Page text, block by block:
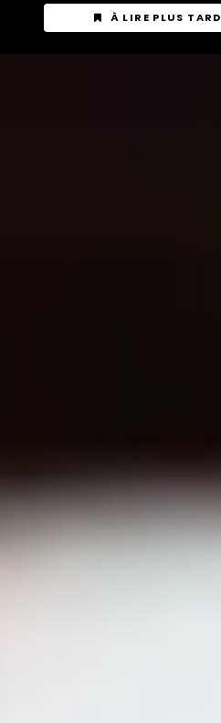
À LIRE PLUS TARD